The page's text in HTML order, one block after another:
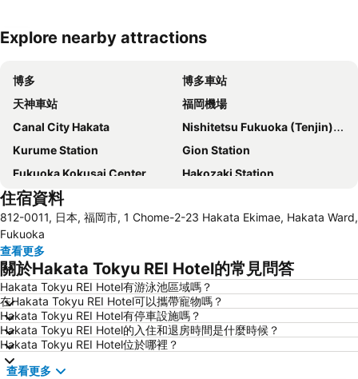
展開地圖
Explore nearby attractions
博多
博多車站
天神車站
福岡機場
Canal City Hakata
Nishitetsu Fukuoka (Tenjin) Station
Kurume Station
Gion Station
Fukuoka Kokusai Center
Hakozaki Station
Saga Station
Fukuoka Yafuoku! Dome
Nakasu-Kawabata Station
Acros Fukuoka
Tojinmachi Station
Meinohama Station
Fukuoka Convention Center
佐賀機場
Higashihie Station
Minami Fukuoka Station
Nishitetsu Kurume Station
Chiyo-Kenchoguchi Station
Nishitetsu Hall
住宿資料
812-0011, 日本, 福岡市, 1 Chome-2-23 Hakata Ekimae, Hakata Ward,
Fukuoka
查看更多
關於Hakata Tokyu REI Hotel的常見問答
Hakata Tokyu REI Hotel有游泳池區域嗎？
在Hakata Tokyu REI Hotel可以攜帶寵物嗎？
Hakata Tokyu REI Hotel有停車設施嗎？
Hakata Tokyu REI Hotel的入住和退房時間是什麼時候？
Hakata Tokyu REI Hotel位於哪裡？
查看更多